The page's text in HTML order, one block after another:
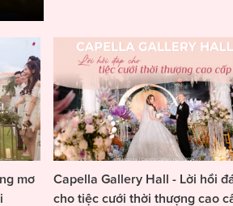
mơ
Capella Gallery Hall - Lời hồi
cho tiệc cưới thời thượng cao